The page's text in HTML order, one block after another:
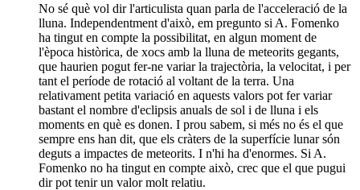
No sé què vol dir l'articulista quan parla de l'acceleració de la
lluna. Independentment d'això, em pregunto si A. Fomenko
ha tingut en compte la possibilitat, en algun moment de
l'època històrica, de xocs amb la lluna de meteorits gegants,
que haurien pogut fer-ne variar la trajectòria, la velocitat, i per
tant el període de rotació al voltant de la terra. Una
relativament petita variació en aquests valors pot fer variar
bastant el nombre d'eclipsis anuals de sol i de lluna i els
moments en què es donen. I prou sabem, si més no és el que
sempre ens han dit, que els cràters de la superfície lunar són
deguts a impactes de meteorits. I n'hi ha d'enormes. Si A.
Fomenko no ha tingut en compte això, crec que el que pugui
dir pot tenir un valor molt relatiu.